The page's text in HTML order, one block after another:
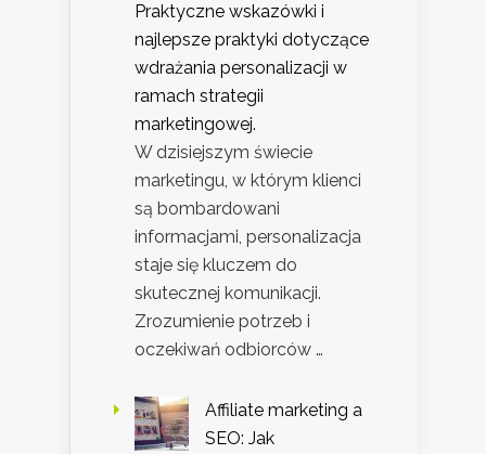
Praktyczne wskazówki i
najlepsze praktyki dotyczące
wdrażania personalizacji w
ramach strategii
marketingowej.
W dzisiejszym świecie
marketingu, w którym klienci
są bombardowani
informacjami, personalizacja
staje się kluczem do
skutecznej komunikacji.
Zrozumienie potrzeb i
oczekiwań odbiorców …
Affiliate marketing a
SEO: Jak